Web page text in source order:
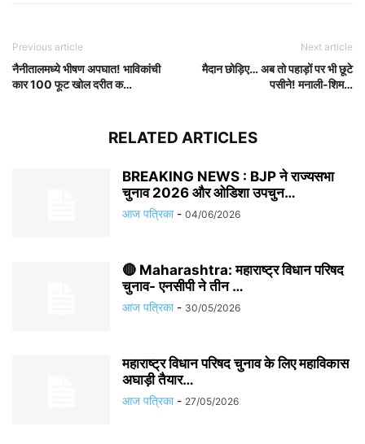
Previous article
नैनीतालमध्ये भीषण अपघात! भाविकांची
कार 100 फूट खोल दरीत क…
Next article
मैदान छोड़िए… अब तो पहाड़ों पर भी छूटे
पसीने! मनाली-शिम…
RELATED ARTICLES
BREAKING NEWS : BJP ने राज्यसभा
चुनाव 2026 और ओडिशा उपचुन…
आज पत्रिका - 04/06/2026
🔴 Maharashtra: महाराष्ट्र विधान परिषद
चुनाव- एनसीपी ने तीन …
आज पत्रिका - 30/05/2026
महाराष्ट्र विधान परिषद चुनाव के लिए महाविकास
अघाड़ी तैयार…
आज पत्रिका - 27/05/2026